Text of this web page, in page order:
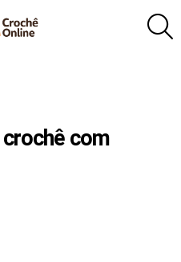
com